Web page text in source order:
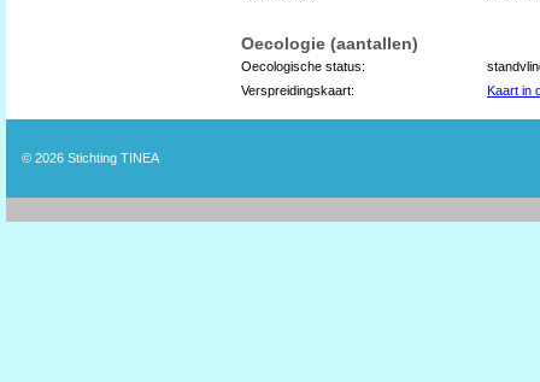
Oecologie (aantallen)
Oecologische status:
Verspreidingskaart:
Kaart in
© 2026 Stichting TINEA